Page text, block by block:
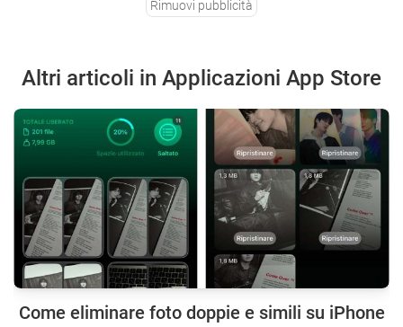
Rimuovi pubblicità
Altri articoli in Applicazioni App Store
Come eliminare foto doppie e simili su iPhone